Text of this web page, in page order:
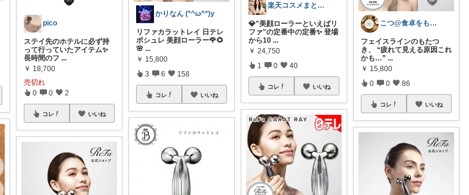
pico
ステイ先のホテルに必ず持
って行っていたアイテム✨
長時間のフ ...
￥ 18,700
売切れ
0 0 2
コレ いいね
かりなん (*^ω^*)y
リファカラットレイ 日テレ
ポシュレ 美顔ローラー🌹🌻
🌸...
￥ 15,800
3 6 158
コレ いいね
楽天コスメまとめ部
💎"美顔ローラーといえばリ
ファ"の定番中の定番✨ 登場
から10 ...
￥ 24,750
1 0 40
コレ いいね
こつ@食卓をもっと楽しく♪
フェイスラインのもたつ
き、 “疲れて見える原因これ
かも…” ...
￥ 15,800
0 0 86
コレ いいね